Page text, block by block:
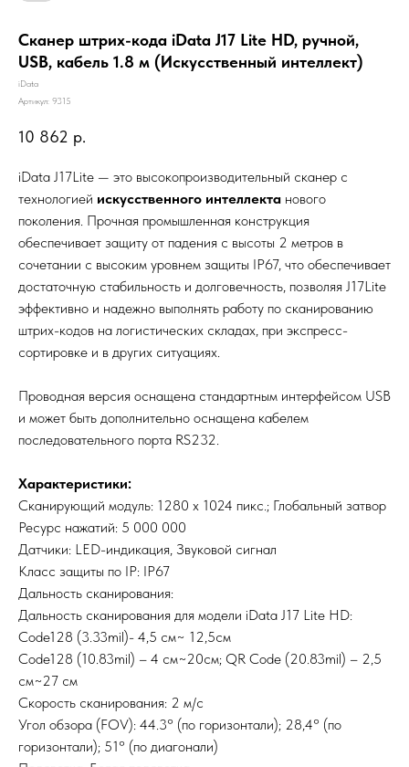
Сканер штрих-кода iData J17 Lite HD, ручной,
USB, кабель 1.8 м (Искусственный интеллект)
iData
Артикул: 9315
10 862 р.
iData J17Lite — это высокопроизводительный сканер с
технологией искусственного интеллекта нового
поколения. Прочная промышленная конструкция
обеспечивает защиту от падения с высоты 2 метров в
сочетании с высоким уровнем защиты IP67, что обеспечивает
достаточную стабильность и долговечность, позволяя J17Lite
эффективно и надежно выполнять работу по сканированию
штрих-кодов на логистических складах, при экспресс-
сортировке и в других ситуациях.
Проводная версия оснащена стандартным интерфейсом USB
и может быть дополнительно оснащена кабелем
последовательного порта RS232.
Характеристики:
Сканирующий модуль: 1280 x 1024 пикс.; Глобальный затвор
Ресурс нажатий: 5 000 000
Датчики: LED-индикация, Звуковой сигнал
Класс защиты по IP: IP67
Дальность сканирования:
Дальность сканирования для модели iData J17 Lite HD:
Code128 (3.33mil)- 4,5 см~ 12,5см
Code128 (10.83mil) – 4 см~20см; QR Code (20.83mil) – 2,5
см~27 см
Скорость сканирования: 2 м/с
Угол обзора (FOV): 44.3° (по горизонтали); 28,4° (по
горизонтали); 51° (по диагонали)